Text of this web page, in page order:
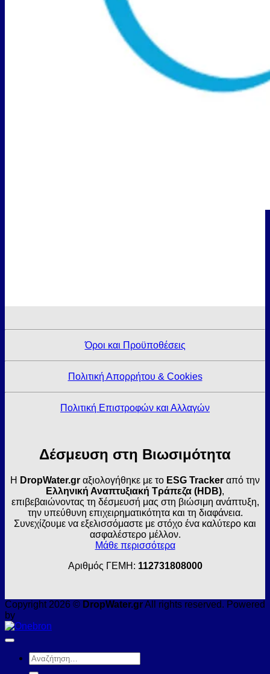
Όροι και Προϋποθέσεις
Πολιτική Απορρήτου & Cookies
Πολιτική Επιστροφών και Αλλαγών
Δέσμευση στη Βιωσιμότητα
Η DropWater.gr αξιολογήθηκε με το ESG Tracker από την
Ελληνική Αναπτυξιακή Τράπεζα (HDB),
επιβεβαιώνοντας τη δέσμευσή μας στη βιώσιμη ανάπτυξη,
την υπεύθυνη επιχειρηματικότητα και τη διαφάνεια.
Συνεχίζουμε να εξελισσόμαστε με στόχο ένα καλύτερο και
ασφαλέστερο μέλλον.
Μάθε περισσότερα
Αριθμός ΓΕΜΗ: 112731808000
Copyright 2026 © DropWater.grAll rights reserved. Powered
by
Αναζήτηση
για: